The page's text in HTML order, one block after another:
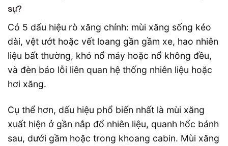
sự?
Có 5 dấu hiệu rò xăng chính: mùi xăng sống kéo
dài, vệt ướt hoặc vết loang gần gầm xe, hao nhiên
liệu bất thường, khó nổ máy hoặc nổ không đều,
và đèn báo lỗi liên quan hệ thống nhiên liệu hoặc
hơi xăng.
Cụ thể hơn, dấu hiệu phổ biến nhất là mùi xăng
xuất hiện ở gần nắp đổ nhiên liệu, quanh hốc bánh
sau, dưới gầm hoặc trong khoang cabin. Mùi xăng